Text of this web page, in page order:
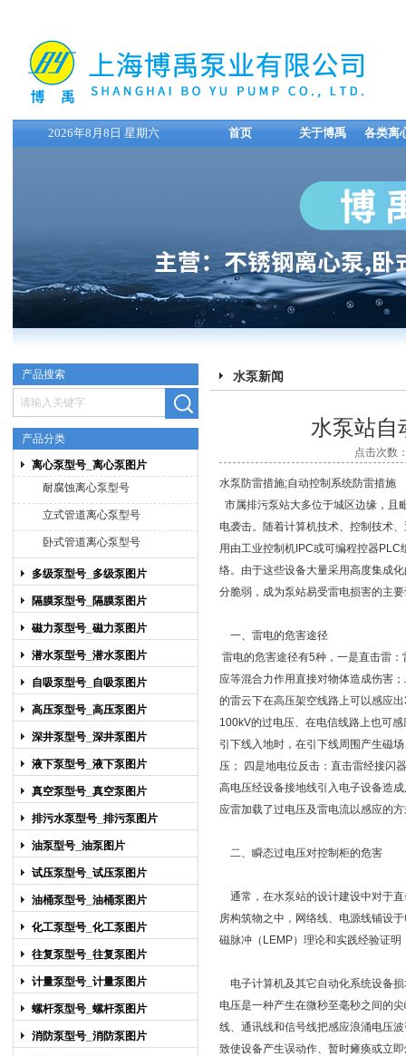
上海博禹泵业有限公司
2026年8月8日 星期六 首页 关于博禹 各类离
产品搜索
产品分类
离心泵型号_离心泵图片
耐腐蚀离心泵型号
立式管道离心泵型号
卧式管道离心泵型号
多级泵型号_多级泵图片
隔膜泵型号_隔膜泵图片
磁力泵型号_磁力泵图片
潜水泵型号_潜水泵图片
自吸泵型号_自吸泵图片
高压泵型号_高压泵图片
深井泵型号_深井泵图片
液下泵型号_液下泵图片
真空泵型号_真空泵图片
排污水泵型号_排污泵图片
油泵型号_油泵图片
试压泵型号_试压泵图片
油桶泵型号_油桶泵图片
化工泵型号_化工泵图片
往复泵型号_往复泵图片
计量泵型号_计量泵图片
螺杆泵型号_螺杆泵图片
消防泵型号_消防泵图片
水泵新闻
水泵站自
点击次数
水泵防雷措施;自动控制系统防雷措施
市属排污泵站大多位于城区边缘，且
电袭击。随着计算机技术、控制技术
用由工业控制机IPC或可编程控器
络。由于这些设备大量采用高度集成
分脆弱，成为泵站易受雷电损害的主
一、雷电的危害途径
雷电的危害途径有5种，一是直击雷
应等混合力作用直接对物体造成伤害
的雷云下在高压架空线路上可以感应
100kV的过电压、在电信线路上也可
引下线入地时，在引下线周围产生磁
压； 四是地电位反击：直击雷经接闪
高电压经设备接地线引入电子设备造
应雷加载了过电压及雷电流以感应的
二、瞬态过电压对控制柜的危害
通常，在水泵站的设计建设中对于
房构筑物之中，网络线、电源线铺设
磁脉冲（LEMP）理论和实践经验证明
电子计算机及其它自动化系统设备
电压是一种产生在微秒至毫秒之间的
线、通讯线和信号线把感应浪涌电压
致使设备产生误动作、暂时瘫痪或立